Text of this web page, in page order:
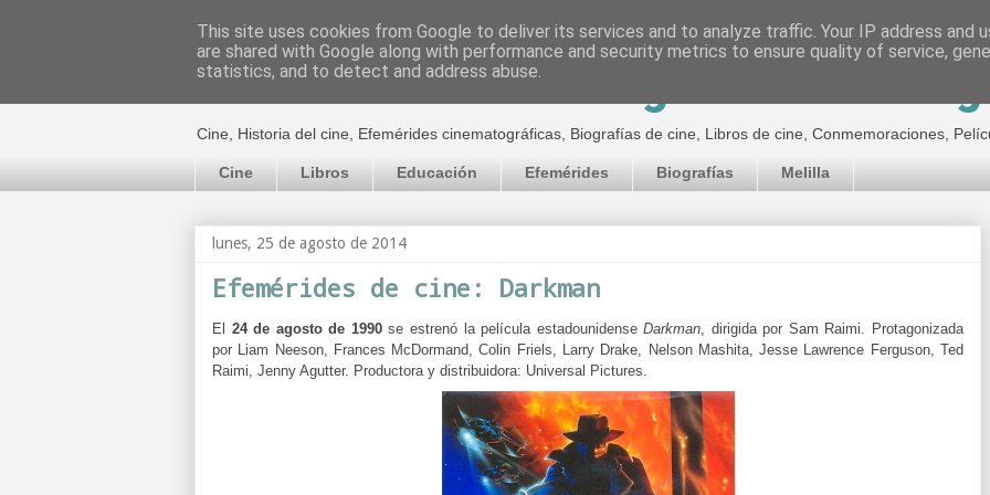
El cultural cinematográfico de Jorge
Cine, Historia del cine, Efemérides cinematográficas, Biografías de cine, Libros de cine, Conmemoraciones,
Cine Libros Educación Efemérides Biografías Melilla
lunes, 25 de agosto de 2014
Efemérides de cine: Darkman
El 24 de agosto de 1990se estrenó la película estadounidenseDarkman , dirigida por Sam Raimi. Protagonizada
por
Liam Neeson, Frances McDormand, Colin Friels, Larry Drake, Nelson Mashita, Jesse Lawrence Ferguson, Ted
Raimi, Jenny Agutter. Productora y distribuidora: Universal Pictures.
This site uses cookies from Google to deliver its services and to analyze traffic. Your IP address and
are shared with Google along with performance and security metrics to ensure quality of service,
statistics, and to detect and address abuse.